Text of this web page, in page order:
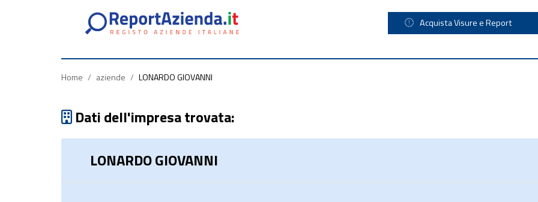
Acquista Visure e Report
Home / aziende / LONARDO GIOVANNI
Dati dell'impresa trovata:
LONARDO GIOVANNI